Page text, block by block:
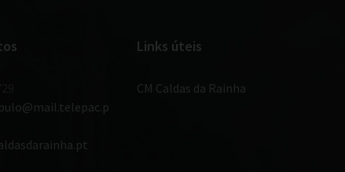
Links úteis
CM Caldas da Rainha